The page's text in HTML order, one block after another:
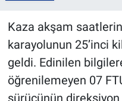
Kaza akşam
karayolunun 25’inci
geldi. Edinilen
öğrenilemeyen 07